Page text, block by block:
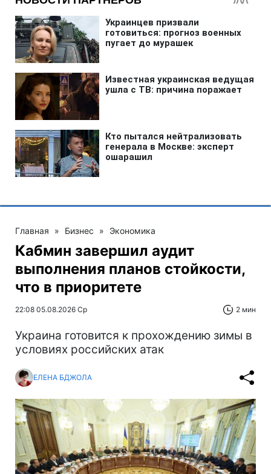
Главная » Бизнес » Экономика
Кабмин завершил аудит
выполнения планов стойкости,
что в приоритете
22:08 05.08.2026 Ср 2 мин
Украина готовится к прохождению зимы в
условиях российских атак
ЕЛЕНА БДЖОЛА